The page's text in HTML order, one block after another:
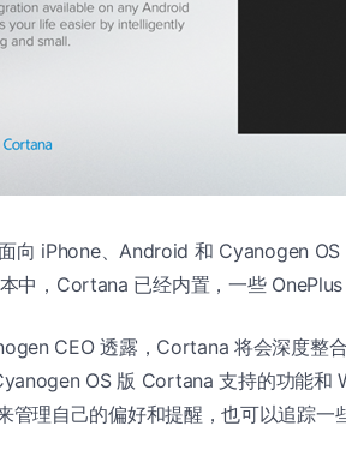
向 iPhone、Android 和 Cyanogen OS
中，Cortana 已经内置，一些 OnePlus
CEO 透露，Cortana 将会深度整
OS 版 Cortana 支持的功能和
理自己的偏好和提醒，也可以追踪一